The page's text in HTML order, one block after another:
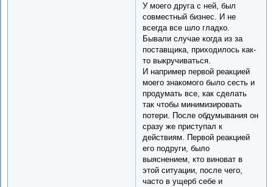
У моего друга с ней, был
совместный бизнес. И не
всегда все шло гладко.
Бывали случае когда из за
поставщика, приходилось как-
то выкручиваться.
И например первой реакцией
моего знакомого было сесть и
продумать все, как сделать
так чтобы минимизировать
потери. После обдумывания он
сразу же приступал к
действиям. Первой реакцией
его подруги, было
выяснением, кто виноват в
этой ситуации, после чего,
часто в ущерб себе и